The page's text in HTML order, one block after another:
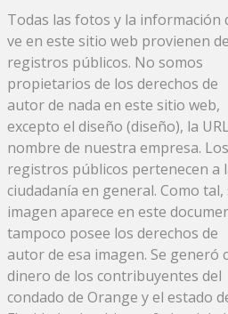
Todas las fotos y la información
ve en este sitio web provienen de
registros públicos. No somos
propietarios de los derechos de
autor de nada en este sitio web,
excepto el diseño (diseño), la
nombre de nuestra empresa. Los
registros públicos pertenecen a
ciudadanía en general. Como tal,
imagen aparece en este
tampoco posee los derechos de
autor de esa imagen. Se generó
dinero de los contribuyentes del
condado de Orange y el estado